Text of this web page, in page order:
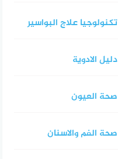
تكنولوجيا علاج البواسير
دليل الادوية
صحة العيون
صحة الفم والاسنان